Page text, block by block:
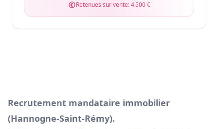
Retenues sur vente:4 500 €
Recrutement mandataire immobilier
(Hannogne-Saint-Rémy).